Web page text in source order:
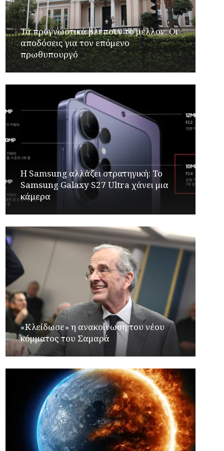
Τα προγνωστικά βλέπουν το μέλλον: Οι
αποδόσεις για τον επόμενο
πρωθυπουργό
Η Samsung αλλάζει στρατηγική: Το
Samsung Galaxy S27 Ultra χάνει μια
κάμερα
«Κλείδωσε» η ανακοίνωση του νέου
κόμματος του Σαμαρά